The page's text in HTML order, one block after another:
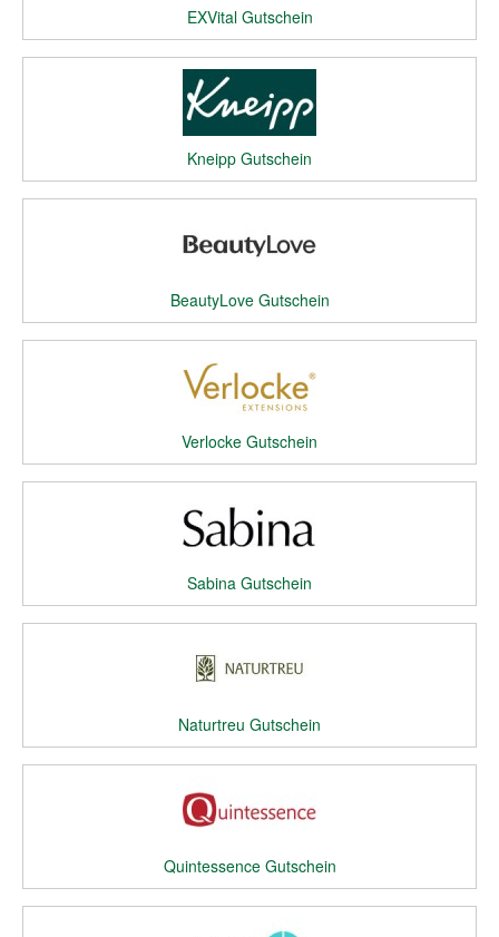
EXVital Gutschein
Kneipp Gutschein
BeautyLove Gutschein
Verlocke Gutschein
Sabina Gutschein
Naturtreu Gutschein
Quintessence Gutschein